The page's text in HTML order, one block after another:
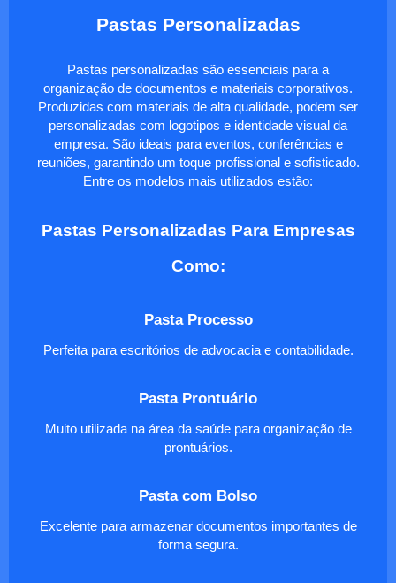
Pastas Personalizadas
Pastas personalizadas são essenciais para a
organização de documentos e materiais corporativos.
Produzidas com materiais de alta qualidade, podem ser
personalizadas com logotipos e identidade visual da
empresa. São ideais para eventos, conferências e
reuniões, garantindo um toque profissional e sofisticado.
Entre os modelos mais utilizados estão:
Pastas Personalizadas Para Empresas
Como:
Pasta Processo
Perfeita para escritórios de advocacia e contabilidade.
Pasta Prontuário
Muito utilizada na área da saúde para organização de
prontuários.
Pasta com Bolso
Excelente para armazenar documentos importantes de
forma segura.